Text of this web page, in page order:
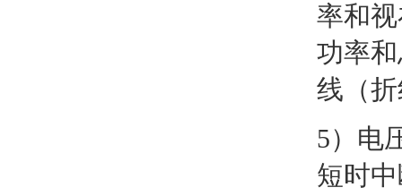
率和
功率
线（
5）电
短时